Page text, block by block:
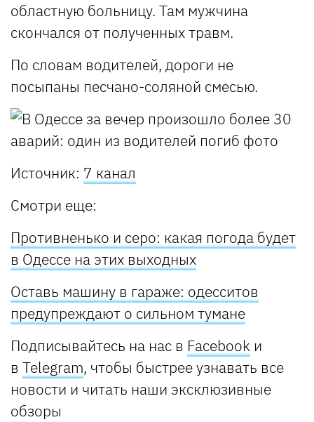
областную больницу. Там мужчина
скончался от полученных травм.
По словам водителей, дороги не
посыпаны песчано-соляной смесью.
Источник: 7 канал
Смотри еще:
Противненько и серо: какая погода будет
в Одессе на этих выходных
Оставь машину в гараже: одесситов
предупреждают о сильном тумане
Подписывайтесь на нас в Facebook и
в Telegram, чтобы быстрее узнавать все
новости и читать наши эксклюзивные
обзоры